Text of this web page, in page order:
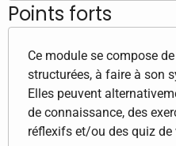
Points forts
Ce module se compose
structurées, à faire à son
Elles peuvent
de connaissance, des
réflexifs et/ou des quiz